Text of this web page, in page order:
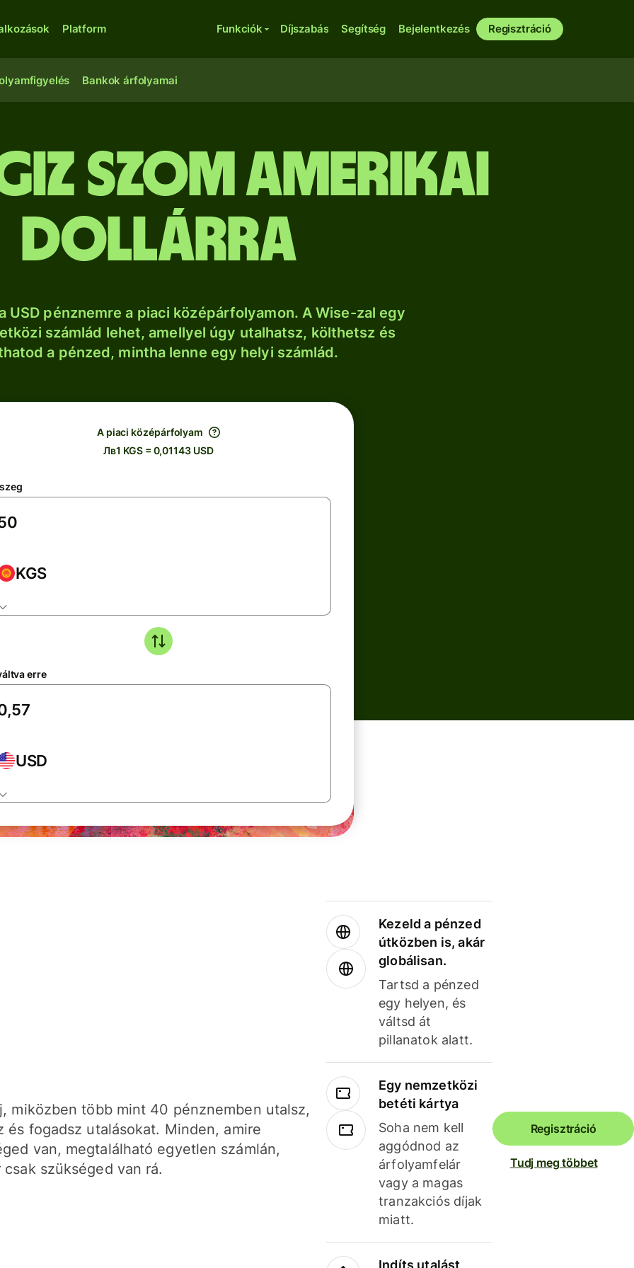
Platform Funkciók Díjszabás Segítség Bejelentkezés Regisztráció
Bankok árfolyamai
szom amerikai
dollárra
USD pénznemre a piaci középárfolyamon. A Wise-zal egy
számlád lehet, amellyel úgy utalhatsz, költhetsz és
a pénzed, mintha lenne egy helyi számlád.
A piaci középárfolyam
Лв1 KGS = 0,01143 USD
KGS
erre
USD
miközben több mint 40 pénznemben utalsz,
és fogadsz utalásokat. Minden, amire
van, megtalálható egyetlen számlán,
csak szükséged van rá.
Kezeld a pénzed
útközben is, akár
globálisan.
Tartsd a pénzed
egy helyen, és
váltsd át
pillanatok alatt.
Egy nemzetközi
betéti kártya
Soha nem kell
aggódnod az
árfolyamfelár
vagy a magas
tranzakciós díjak
miatt.
Indíts utalást
Regisztráció
Tudj meg többet